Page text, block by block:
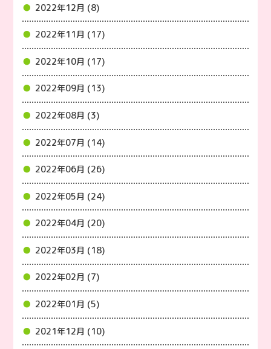
2022年12月 (8)
2022年11月 (17)
2022年10月 (17)
2022年09月 (13)
2022年08月 (3)
2022年07月 (14)
2022年06月 (26)
2022年05月 (24)
2022年04月 (20)
2022年03月 (18)
2022年02月 (7)
2022年01月 (5)
2021年12月 (10)